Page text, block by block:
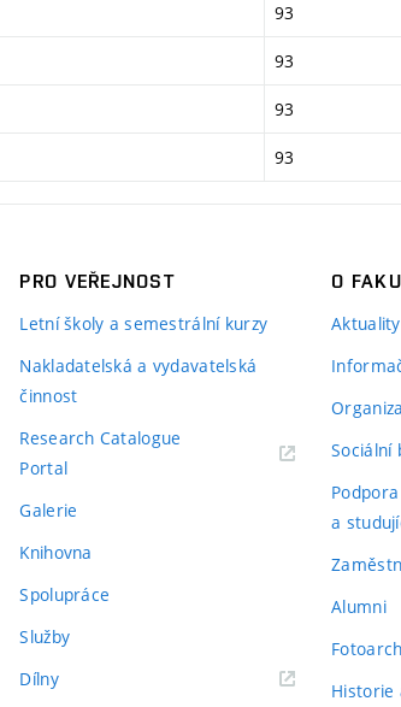
93
93
93
93
PRO VEŘEJNOST
Letní školy a semestrální kurzy
Nakladatelská a vydavatelská
činnost
Research Catalogue
Portal
Galerie
Knihovna
Spolupráce
Služby
Dílny
O
Aktuality
Sociální
a
Alumni
Historie